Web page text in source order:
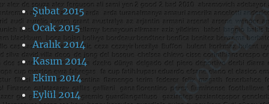
Şubat 2015
Ocak 2015
Aralık 2014
Kasım 2014
Ekim 2014
Eylül 2014